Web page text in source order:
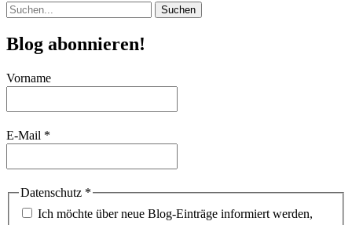
Suchen
nach:
Blog abonnieren!
Vorname
E-Mail *
Datenschutz *
Ich möchte über neue Blog-Einträge informiert werden,